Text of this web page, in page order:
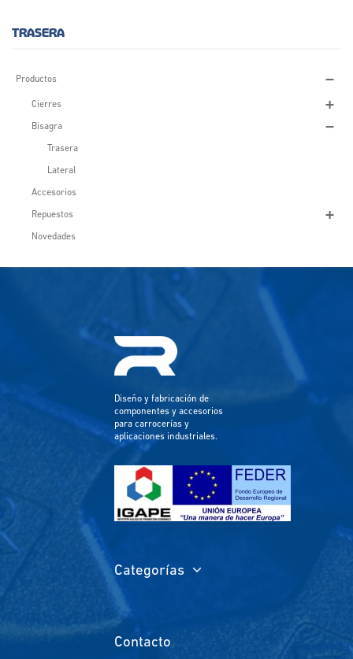
TRASERA
Productos
Cierres
Bisagra
Trasera
Lateral
Accesorios
Repuestos
Novedades
Diseño y fabricación de
componentes y accesorios
para carrocerías y
aplicaciones industriales.
Categorías
Contacto